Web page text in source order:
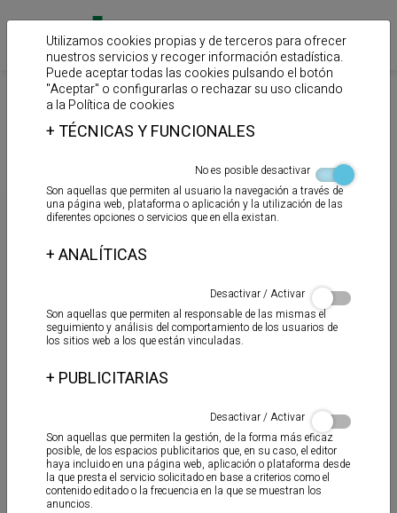
> Productos
Utilizamos cookies propias y de terceros para ofrecer
nuestros servicios y recoger información estadística.
Puede aceptar todas las cookies pulsando el botón
"Aceptar" o configurarlas o rechazar su uso clicando
a la Política de cookies
+TÉCNICAS Y FUNCIONALES
No es posible desactivar
Son aquellas que permiten al usuario la navegación a través de
una página web, plataforma o aplicación y la utilización de las
diferentes opciones o servicios que en ella existan.
+ANALÍTICAS
Desactivar / Activar
Son aquellas que permiten al responsable de las mismas el
seguimiento y análisis del comportamiento de los usuarios de
los sitios web a los que están vinculadas.
+ PUBLICITARIAS
Desactivar / Activar
Son aquellas que permiten la gestión, de la forma más eficaz
posible, de los espacios publicitarios que, en su caso, el editor
haya incluido en una página web, aplicación o plataforma desde
la que presta el servicio solicitado en base a criterios como el
contenido editado o la frecuencia en la que se muestran los
anuncios.